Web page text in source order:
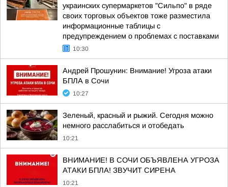
украинских супермаркетов "Сильпо" в ряде
своих торговых объектов тоже разместила
информационные таблицы с
предупреждением о проблемах с поставками
10:30
Андрей Прошунин: Внимание! Угроза атаки
БПЛА в Сочи
10:27
Зеленый, красный и рыжий. Сегодня можно
немного расслабиться и отобедать
10:21
ВНИМАНИЕ! В СОЧИ ОБЪЯВЛЕНА УГРОЗА
АТАКИ БПЛА! ЗВУЧИТ СИРЕНА
10:21